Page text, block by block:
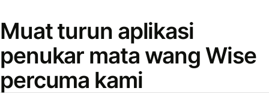
Muat turun aplikasi
penukar mata wang Wise
percuma kami